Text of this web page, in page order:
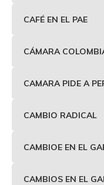
CAFÉ EN EL PAE
CÁMARA
CAMARA PIDE A
CAMBIO RADICAL
CAMBIOE EN EL
CAMBIOS EN EL